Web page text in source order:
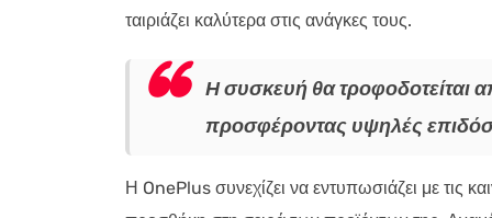
ταιριάζει καλύτερα στις ανάγκες τους.
Η συσκευή θα τροφοδοτείται
προσφέροντας υψηλές
Η OnePlus συνεχίζει να εντυπωσιάζει με τις